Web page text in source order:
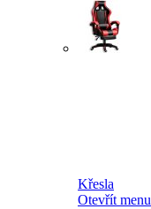
Křesla
Otevřít menu